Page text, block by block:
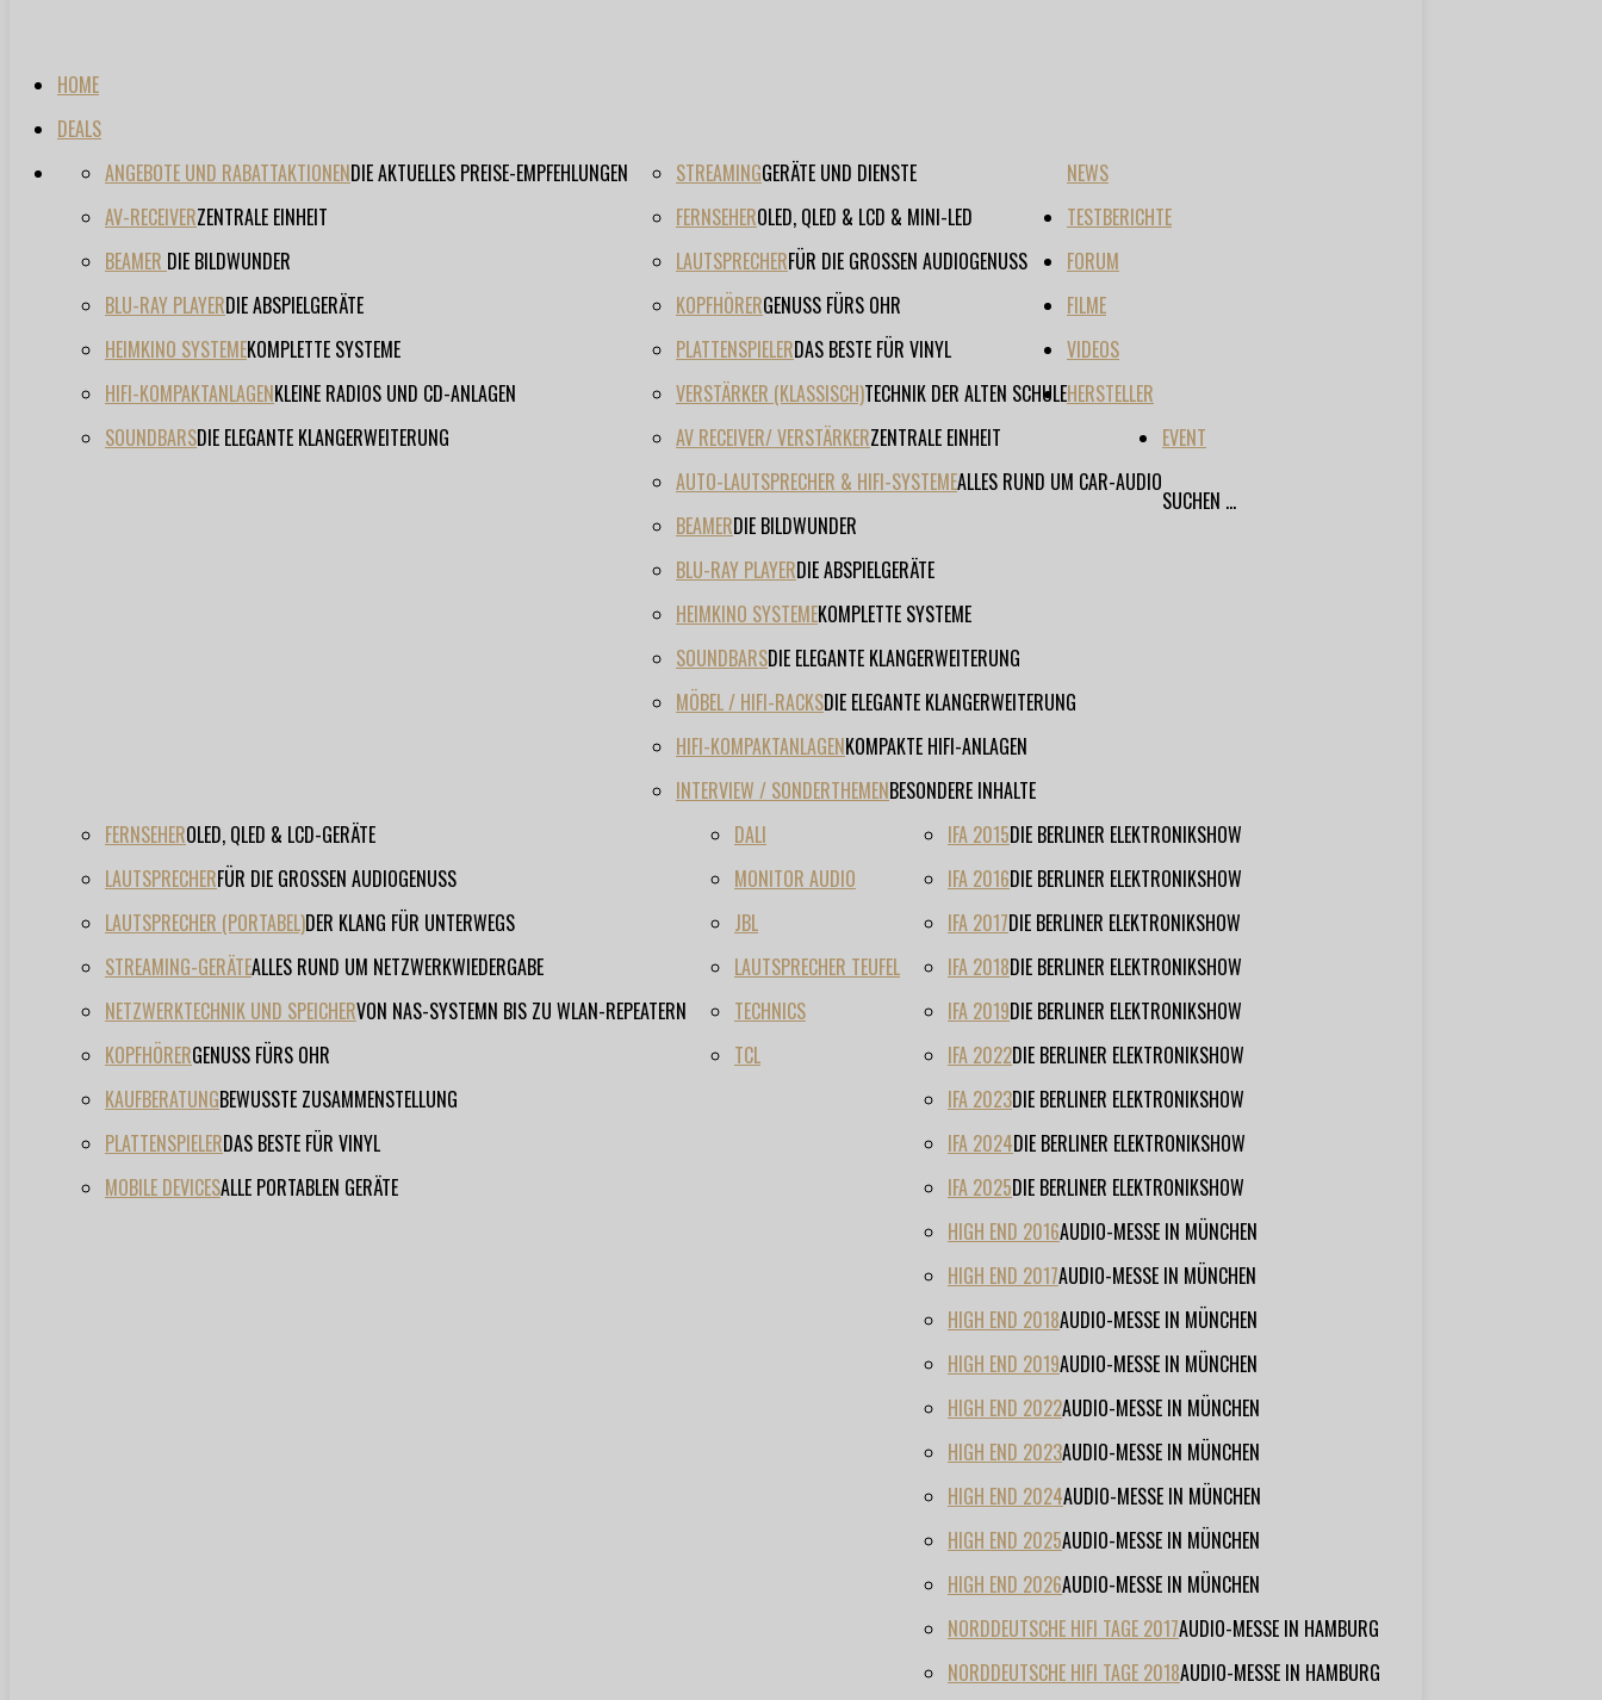
HOME
DEALS
NEWS
ANGEBOTE UND RABATTAKTIONENDIE AKTUELLES PREISE-EMPFEHLUNGEN
AV-RECEIVERZENTRALE EINHEIT
BEAMER DIE BILDWUNDER
BLU-RAY PLAYERDIE ABSPIELGERÄTE
HEIMKINO SYSTEMEKOMPLETTE SYSTEME
HIFI-KOMPAKTANLAGENKLEINE RADIOS UND CD-ANLAGEN
SOUNDBARSDIE ELEGANTE KLANGERWEITERUNG
STREAMINGGERÄTE UND DIENSTE
FERNSEHEROLED, QLED & LCD & MINI-LED
LAUTSPRECHERFÜR DIE GROSSEN AUDIOGENUSS
KOPFHÖRERGENUSS FÜRS OHR
PLATTENSPIELERDAS BESTE FÜR VINYL
VERSTÄRKER (KLASSISCH)TECHNIK DER ALTEN SCHULE
TESTBERICHTE
AV RECEIVER/ VERSTÄRKERZENTRALE EINHEIT
AUTO-LAUTSPRECHER & HIFI-SYSTEMEALLES RUND UM CAR-AUDIO
BEAMERDIE BILDWUNDER
BLU-RAY PLAYERDIE ABSPIELGERÄTE
HEIMKINO SYSTEMEKOMPLETTE SYSTEME
SOUNDBARSDIE ELEGANTE KLANGERWEITERUNG
MÖBEL / HIFI-RACKSDIE ELEGANTE KLANGERWEITERUNG
HIFI-KOMPAKTANLAGENKOMPAKTE HIFI-ANLAGEN
INTERVIEW / SONDERTHEMENBESONDERE INHALTE
FERNSEHEROLED, QLED & LCD-GERÄTE
LAUTSPRECHERFÜR DIE GROSSEN AUDIOGENUSS
LAUTSPRECHER (PORTABEL)DER KLANG FÜR UNTERWEGS
STREAMING-GERÄTEALLES RUND UM NETZWERKWIEDERGABE
NETZWERKTECHNIK UND SPEICHERVON NAS-SYSTEMN BIS ZU WLAN-REPEATERN
KOPFHÖRERGENUSS FÜRS OHR
KAUFBERATUNGBEWUSSTE ZUSAMMENSTELLUNG
PLATTENSPIELERDAS BESTE FÜR VINYL
MOBILE DEVICESALLE PORTABLEN GERÄTE
FORUM
FILME
VIDEOS
HERSTELLER
DALI
MONITOR AUDIO
JBL
LAUTSPRECHER TEUFEL
TECHNICS
TCL
EVENT
IFA 2015DIE BERLINER ELEKTRONIKSHOW
IFA 2016DIE BERLINER ELEKTRONIKSHOW
IFA 2017DIE BERLINER ELEKTRONIKSHOW
IFA 2018DIE BERLINER ELEKTRONIKSHOW
IFA 2019DIE BERLINER ELEKTRONIKSHOW
IFA 2022DIE BERLINER ELEKTRONIKSHOW
IFA 2023DIE BERLINER ELEKTRONIKSHOW
IFA 2024DIE BERLINER ELEKTRONIKSHOW
IFA 2025DIE BERLINER ELEKTRONIKSHOW
HIGH END 2016AUDIO-MESSE IN MÜNCHEN
HIGH END 2017AUDIO-MESSE IN MÜNCHEN
HIGH END 2018AUDIO-MESSE IN MÜNCHEN
HIGH END 2019AUDIO-MESSE IN MÜNCHEN
HIGH END 2022AUDIO-MESSE IN MÜNCHEN
HIGH END 2023AUDIO-MESSE IN MÜNCHEN
HIGH END 2024AUDIO-MESSE IN MÜNCHEN
HIGH END 2025AUDIO-MESSE IN MÜNCHEN
HIGH END 2026AUDIO-MESSE IN MÜNCHEN
NORDDEUTSCHE HIFI TAGE 2017AUDIO-MESSE IN HAMBURG
NORDDEUTSCHE HIFI TAGE 2018AUDIO-MESSE IN HAMBURG
SUCHEN ...